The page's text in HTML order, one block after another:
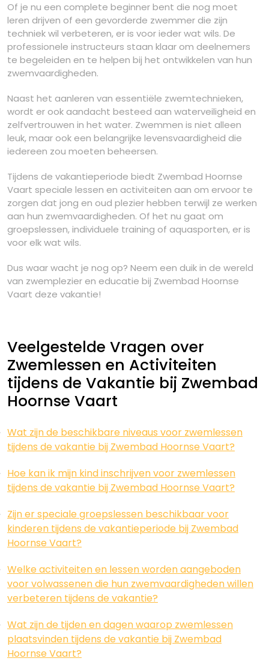
Of je nu een complete beginner bent die nog moet
leren drijven of een gevorderde zwemmer die zijn
techniek wil verbeteren, er is voor ieder wat wils. De
professionele instructeurs staan klaar om deelnemers
te begeleiden en te helpen bij het ontwikkelen van hun
zwemvaardigheden.
Naast het aanleren van essentiële zwemtechnieken,
wordt er ook aandacht besteed aan waterveiligheid en
zelfvertrouwen in het water. Zwemmen is niet alleen
leuk, maar ook een belangrijke levensvaardigheid die
iedereen zou moeten beheersen.
Tijdens de vakantieperiode biedt Zwembad Hoornse
Vaart speciale lessen en activiteiten aan om ervoor te
zorgen dat jong en oud plezier hebben terwijl ze werken
aan hun zwemvaardigheden. Of het nu gaat om
groepslessen, individuele training of aquasporten, er is
voor elk wat wils.
Dus waar wacht je nog op? Neem een duik in de wereld
van zwemplezier en educatie bij Zwembad Hoornse
Vaart deze vakantie!
Veelgestelde Vragen over
Zwemlessen en Activiteiten
tijdens de Vakantie bij Zwembad
Hoornse Vaart
Wat zijn de beschikbare niveaus voor zwemlessen
tijdens de vakantie bij Zwembad Hoornse Vaart?
Hoe kan ik mijn kind inschrijven voor zwemlessen
tijdens de vakantie bij Zwembad Hoornse Vaart?
Zijn er speciale groepslessen beschikbaar voor
kinderen tijdens de vakantieperiode bij Zwembad
Hoornse Vaart?
Welke activiteiten en lessen worden aangeboden
voor volwassenen die hun zwemvaardigheden willen
verbeteren tijdens de vakantie?
Wat zijn de tijden en dagen waarop zwemlessen
plaatsvinden tijdens de vakantie bij Zwembad
Hoornse Vaart?